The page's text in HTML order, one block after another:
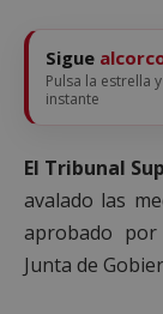
Sigue
Pulsa la estrella
instante
El Tribunal
avalado las
aprobado
Junta de